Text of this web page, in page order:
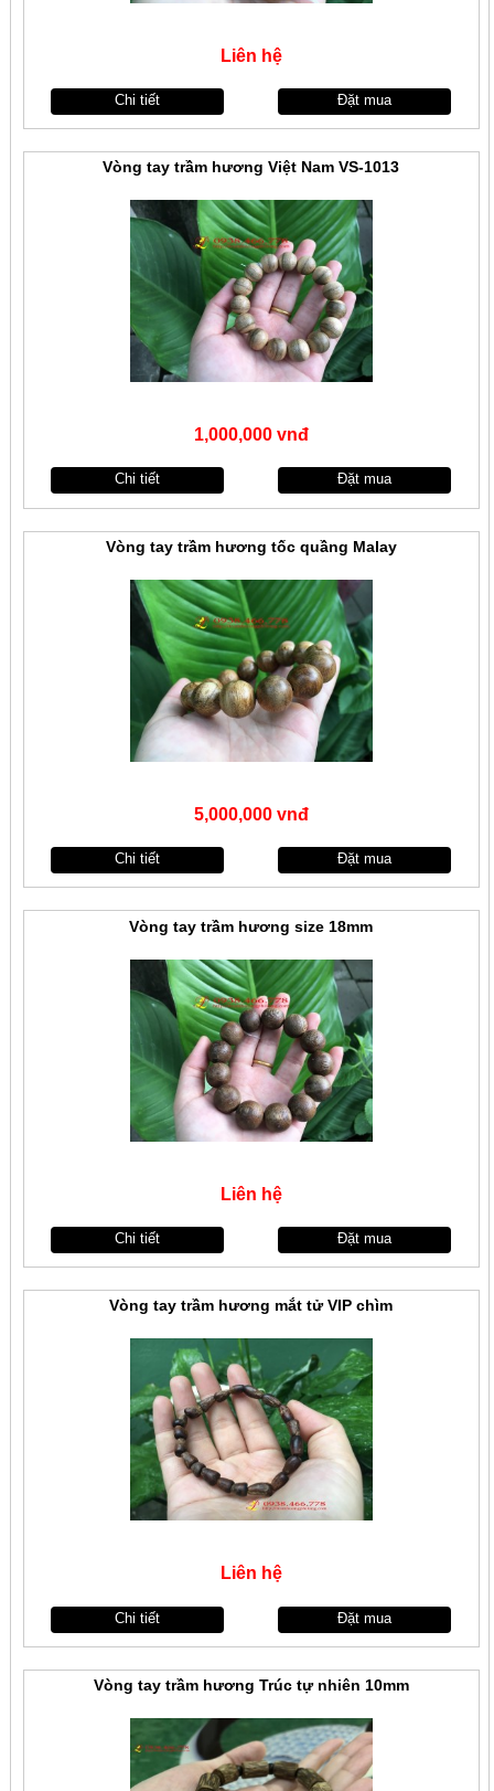
Liên hệ
Chi tiết Đặt mua
Vòng tay trầm hương Việt Nam VS-1013
1,000,000 vnđ
Chi tiết Đặt mua
Vòng tay trầm hương tốc quầng Malay
5,000,000 vnđ
Chi tiết Đặt mua
Vòng tay trầm hương size 18mm
Liên hệ
Chi tiết Đặt mua
Vòng tay trầm hương mắt tử VIP chìm
Liên hệ
Chi tiết Đặt mua
Vòng tay trầm hương Trúc tự nhiên 10mm